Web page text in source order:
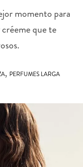
momento para
que te
, PERFUMES LARGA